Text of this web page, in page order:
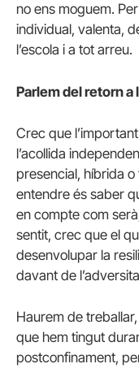
no ens moguem.
individual, valenta,
l’escola i a tot arreu.
Parlem del retorn a
Crec que
l’acollida
presencial, híbrida
entendre és saber
en compte com
sentit, crec que el
desenvolupar la
davant de
Haurem de
que hem tingut
postconfinament,